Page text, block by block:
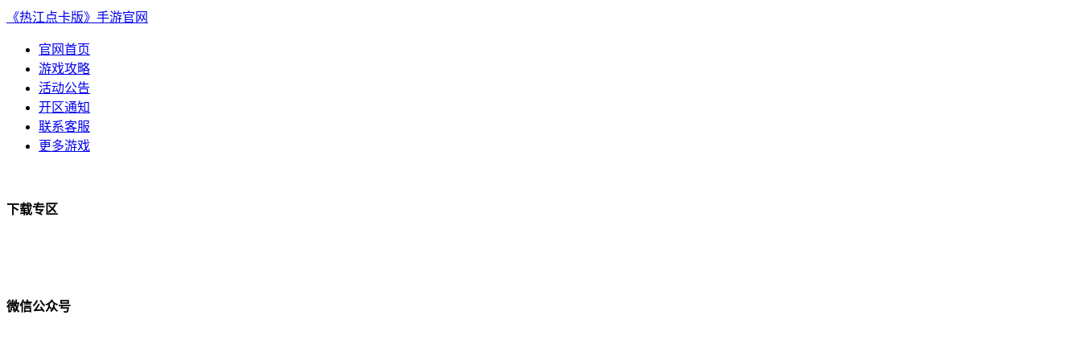
《热江点卡版》手游官网
官网首页
游戏攻略
活动公告
开区通知
联系客服
更多游戏
下载专区
微信公众号